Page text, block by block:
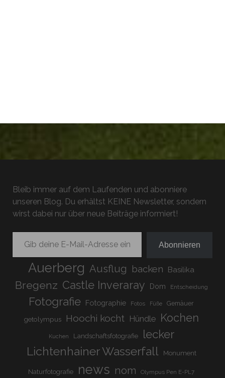
Bleib immer auf dem Laufenden und abonniere
unseren Blog. Du erhältst KEINE Newsletter, sondern
wirst dabei nur über neue Beiträge informiert!
Gib deine E-Mail-Adresse ein ...
Abonnieren
Auerberg Ausflug backen Basilika
Bregenz Castle Inveraray Dom Entscheidung
Fotografie Fotographie Fotos Füße Gemäuer
getolympus Hoochi kocht Hündle Kochen
Kuchen Landschaftsfotografie lecker
Lichtenhainer Wasserfall Monument
Naturfotografie news nom Olympus Pen E-PL7